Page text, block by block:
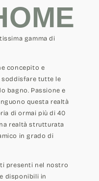
gamma di
concepito e
soddisfare tutte le
bagno. Passione e
questa realtà
di ormai più di 40
realtà strutturata
in grado di
presenti nel nostro
disponibili in